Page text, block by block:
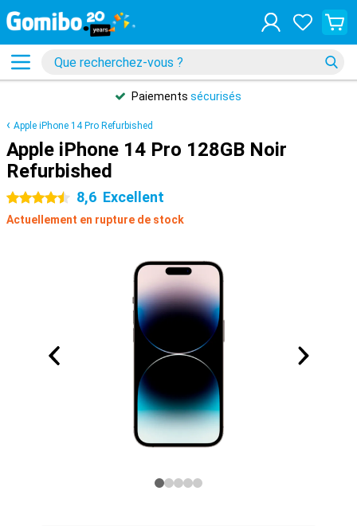
Paiements sécurisés
Apple iPhone 14 Pro Refurbished
Apple iPhone 14 Pro 128GB Noir
Refurbished
4.5 étoiles 8,6 Excellent
Actuellement en rupture de stock